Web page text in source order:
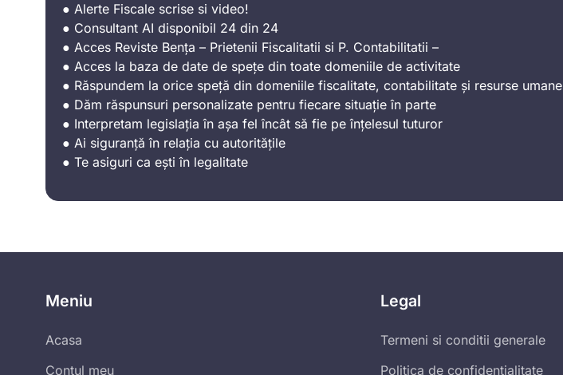
● Alerte Fiscale scrise si video!
● Consultant AI disponibil 24 din 24
● Acces Reviste Bența – Prietenii Fiscalitatii si P. Contabilitatii –
● Acces la baza de date de spețe din toate domeniile de activitate
● Răspundem la orice speță din domeniile fiscalitate, contabilitate și resurse umane
● Dăm răspunsuri personalizate pentru fiecare situație în parte
● Interpretam legislația în așa fel încât să fie pe înțelesul tuturor
● Ai siguranță în relația cu autoritățile
● Te asiguri ca ești în legalitate
Meniu
Acasa
Contul meu
Legal
Termeni si conditii generale
Politica de confidentialitate